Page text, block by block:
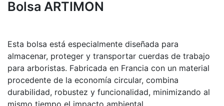
Bolsa ARTIMON
Esta bolsa está especialmente diseñada para
almacenar, proteger y transportar cuerdas de trabajo
para arboristas. Fabricada en Francia con un material
procedente de la economía circular, combina
durabilidad, robustez y funcionalidad, minimizando al
mismo tiempo el impacto ambiental.